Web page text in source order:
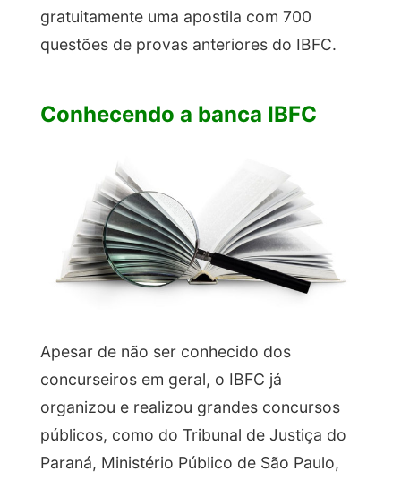
gratuitamente uma apostila com 700
questões de provas anteriores do IBFC.
Conhecendo a banca IBFC
Apesar de não ser conhecido dos
concurseiros em geral, o IBFC já
organizou e realizou grandes concursos
públicos, como do Tribunal de Justiça do
Paraná, Ministério Público de São Paulo,